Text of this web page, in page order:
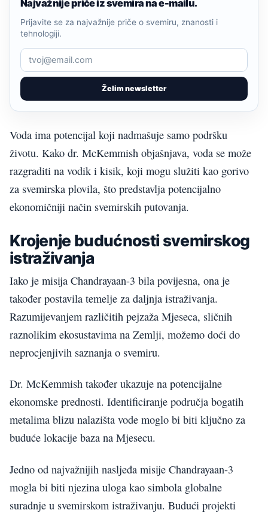
Najvažnije priče iz svemira na e-mailu.
Želim newsletter
Prijavite se za najvažnije priče o svemiru, znanosti i
tehnologiji.
Voda ima potencijal koji nadmašuje samo podršku
životu. Kako dr. McKemmish objašnjava, voda se može
razgraditi na vodik i kisik, koji mogu služiti kao gorivo
za svemirska plovila, što predstavlja potencijalno
ekonomičniji način svemirskih putovanja.
Krojenje budućnosti svemirskog
istraživanja
Iako je misija Chandrayaan-3 bila povijesna, ona je
također postavila temelje za daljnja istraživanja.
Razumijevanjem različitih pejzaža Mjeseca, sličnih
raznolikim ekosustavima na Zemlji, možemo doći do
neprocjenjivih saznanja o svemiru.
Dr. McKemmish također ukazuje na potencijalne
ekonomske prednosti. Identificiranje područja bogatih
metalima blizu nalazišta vode moglo bi biti ključno za
buduće lokacije baza na Mjesecu.
Jedno od najvažnijih nasljeđa misije Chandrayaan-3
mogla bi biti njezina uloga kao simbola globalne
suradnje u svemirskom istraživanju. Budući projekti